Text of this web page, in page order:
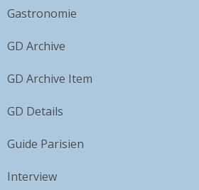
Gastronomie
GD Archive
GD Archive Item
GD Details
Guide Parisien
Interview